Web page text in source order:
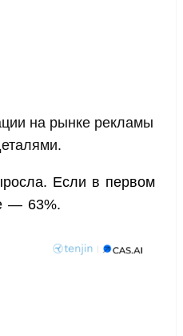
на рынке рекламы
Если в первом
— 63%.